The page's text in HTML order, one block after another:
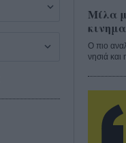
Μίλα
Ο πιο
νησιά και